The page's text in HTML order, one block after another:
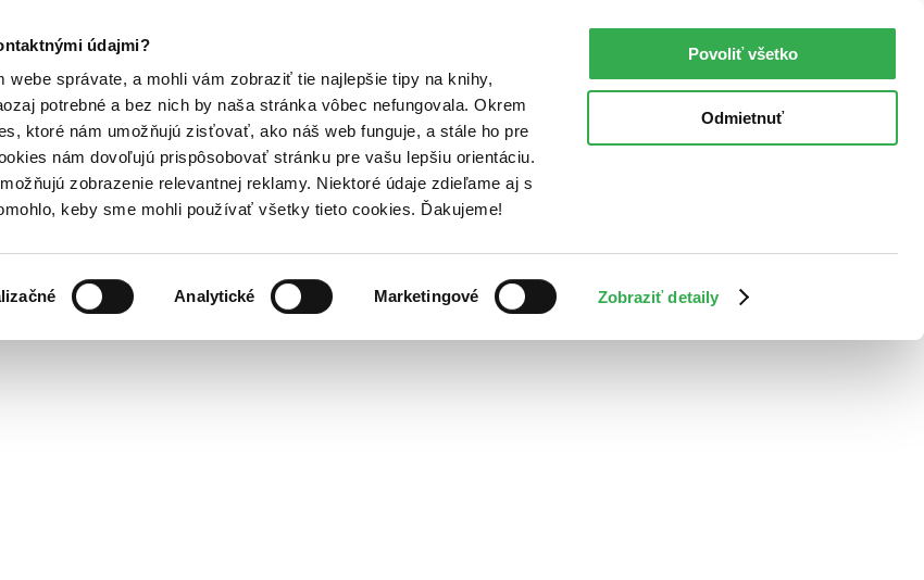
údajmi?
webe správate, a mohli vám zobraziť tie najlepšie tipy na knihy,
potrebné a bez nich by naša stránka vôbec nefungovala. Okrem
ktoré nám umožňujú zisťovať, ako náš web funguje, a stále ho pre
nám dovoľujú prispôsobovať stránku pre vašu lepšiu orientáciu.
zobrazenie relevantnej reklamy. Niektoré údaje zdieľame aj s
keby sme mohli používať všetky tieto cookies. Ďakujeme!
Analytické Marketingové Zobraziť detaily
Povoliť všetko
Odmietnuť